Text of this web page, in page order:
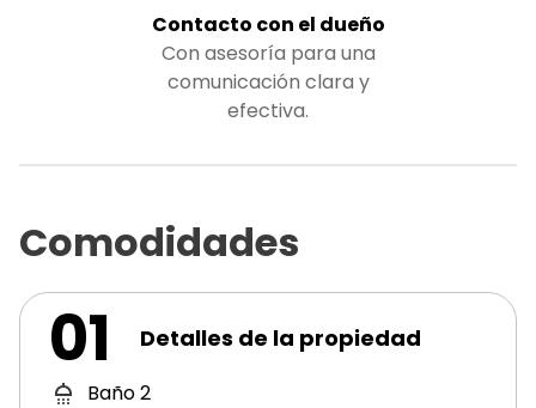
Contacto con el dueño
Con asesoría para una
comunicación clara y
efectiva.
Comodidades
01 Detalles de la propiedad
Baño2